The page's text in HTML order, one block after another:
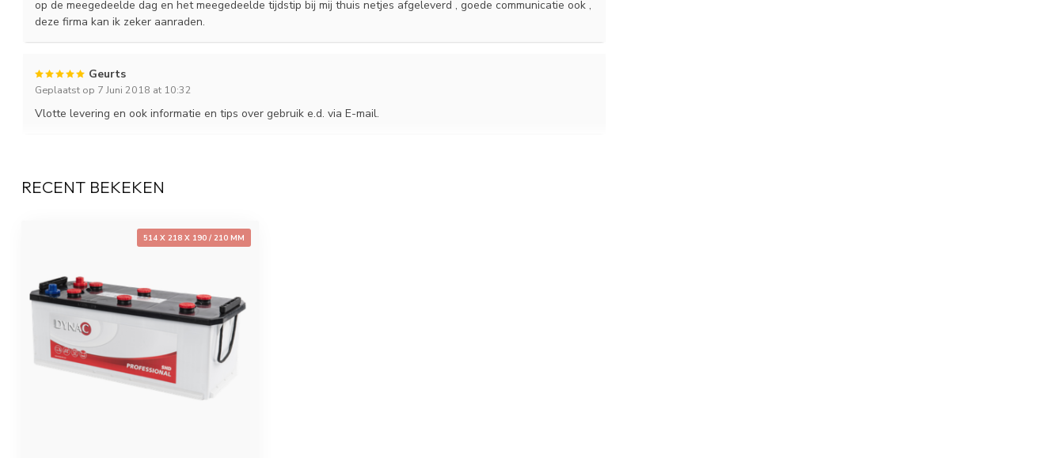
op de meegedeelde dag en het meegedeelde tijdstip bij mij thuis netjes afgeleverd , goede communicatie ook ,
deze firma kan ik zeker aanraden.
Geurts
Geplaatst op 7 Juni 2018 at 10:32
Vlotte levering en ook informatie en tips over gebruik e.d. via E-mail.
RECENT BEKEKEN
514 X 218 X 190 / 210 MM